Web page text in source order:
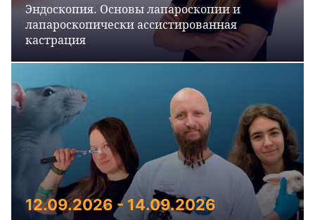
Эндоскопия. Основы лапароскопии и
лапароскопически ассистированная
кастрация
12.09.2026 - 14.09.2026